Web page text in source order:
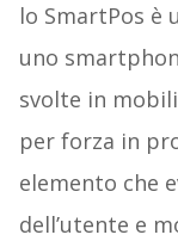
lo SmartPos
uno
svolte in
per forza in
elemento che
dell’utente e